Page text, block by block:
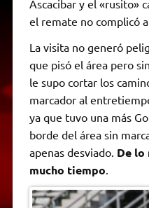
Ascacibar y el «rusito»
el remate no complicó
La visita no generó
que pisó el área pero
le supo cortar los
marcador al
ya que tuvo una más
borde del área sin
apenas desviado. De lo
mucho tiempo.